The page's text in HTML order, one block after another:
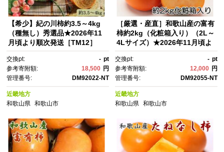
【希少】紀の川柿約3.5～4kg
（種無し）秀選品★2026年11
月頃より順次発送［TM12］
交換pt: - pt
参考寄附額:
18,500 円
管理番号:
DM92022-NT
近畿地方
和歌山県
和歌山市
［厳選・産直］和歌山産の富有
柿約2kg（化粧箱入り）（2L～
4Lサイズ）★2026年11月頃よ
交換pt: - pt
参考寄附額:
12,000 円
管理番号:
DM92055-NT
近畿地方
和歌山県 和歌山市